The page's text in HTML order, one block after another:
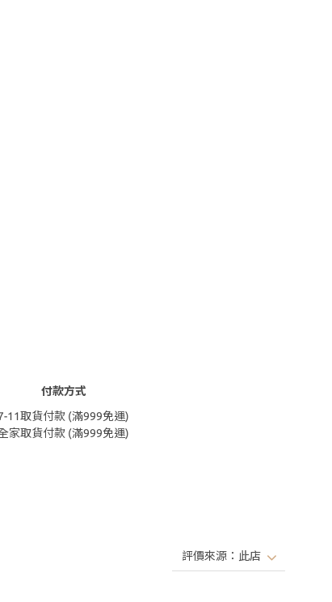
付款方式
11取貨付款 (滿999免運)
家取貨付款 (滿999免運)